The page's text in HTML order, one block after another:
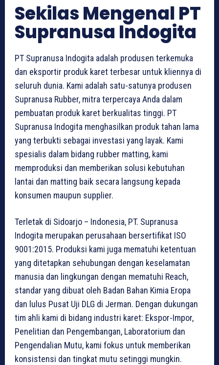
Sekilas Mengenal PT
Supranusa Indogita
PT Supranusa Indogita adalah produsen terkemuka
dan eksportir produk karet terbesar untuk kliennya di
seluruh dunia. Kami adalah satu-satunya produsen
Supranusa Rubber, mitra terpercaya Anda dalam
pembuatan produk karet berkualitas tinggi. PT
Supranusa Indogita menghasilkan produk tahan lama
yang terbukti sebagai investasi yang layak. Kami
spesialis dalam bidang rubber matting, kami
memproduksi dan memberikan solusi kebutuhan
lantai dan matting baik secara langsung kepada
konsumen maupun supplier.
Terletak di Sidoarjo – Indonesia, PT. Supranusa
Indogita merupakan perusahaan bersertifikat ISO
9001:2015. Produksi kami juga mematuhi ketentuan
yang ditetapkan sehubungan dengan keselamatan
manusia dan lingkungan dengan mematuhi Reach,
standar yang dibuat oleh Badan Bahan Kimia Eropa
dan lulus Pusat Uji DLG di Jerman. Dengan dukungan
tim ahli kami di bidang industri karet: Ekspor-Impor,
Penelitian dan Pengembangan, Laboratorium dan
Pengendalian Mutu, kami fokus untuk memberikan
konsistensi dan tingkat mutu setinggi mungkin.